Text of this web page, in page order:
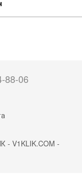
88-06
- V1KLIK.COM -